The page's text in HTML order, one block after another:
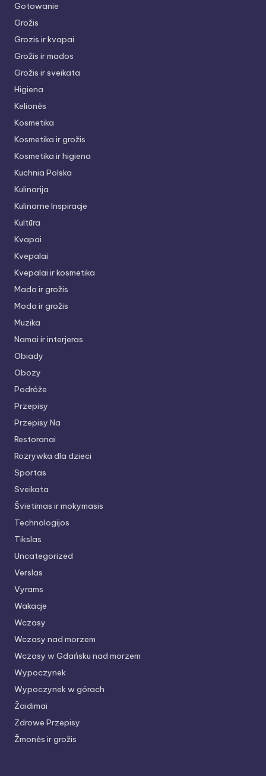
Gotowanie
Grožis
Grozis ir kvapai
Grožis ir mados
Grožis ir sveikata
Higiena
Kelionės
Kosmetika
Kosmetika ir grožis
Kosmetika ir higiena
Kuchnia Polska
Kulinarija
Kulinarne Inspiracje
Kultūra
Kvapai
Kvepalai
Kvepalai ir kosmetika
Mada ir grožis
Moda ir grožis
Muzika
Namai ir interjeras
Obiady
Obozy
Podróże
Przepisy
Przepisy Na
Restoranai
Rozrywka dla dzieci
Sportas
Sveikata
Švietimas ir mokymasis
Technologijos
Tikslas
Uncategorized
Verslas
Vyrams
Wakacje
Wczasy
Wczasy nad morzem
Wczasy w Gdańsku nad morzem
Wypoczynek
Wypoczynek w górach
Žaidimai
Zdrowe Przepisy
Žmonės ir grožis